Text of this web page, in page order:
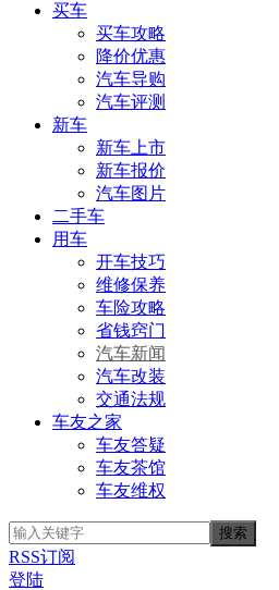
买车
买车攻略
降价优惠
汽车导购
汽车评测
新车
新车上市
新车报价
汽车图片
二手车
用车
开车技巧
维修保养
车险攻略
省钱窍门
汽车新闻
汽车改装
交通法规
车友之家
车友答疑
车友茶馆
车友维权
RSS订阅
登陆